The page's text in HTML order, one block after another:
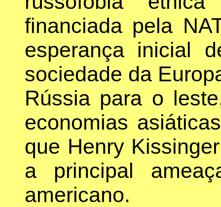
financiada pela
esperança inicial
sociedade da
Rússia para o
economias
que Henry
a principal
americano.